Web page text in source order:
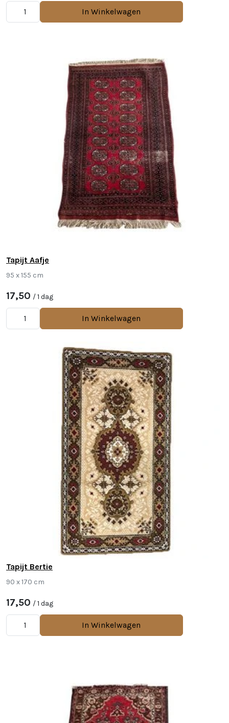
In Winkelwagen
Tapijt Aafje
95 x 155 cm
17,50 / 1 dag
In Winkelwagen
Tapijt Bertie
90 x 170 cm
17,50 / 1 dag
In Winkelwagen